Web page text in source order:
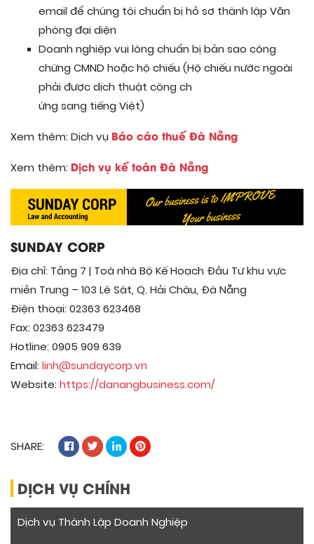
email để chúng tôi chuẩn bị hồ sơ thành lập Văn
phòng đại diện
Doanh nghiệp vui lòng chuẩn bị bản sao công
chứng CMND hoặc hộ chiếu (Hộ chiếu nước ngoài
phải được dịch thuật công ch
ứng sang tiếng Việt)
Xem thêm: Dịch vụ Báo cáo thuế Đà Nẵng
Xem thêm: Dịch vụ kế toán Đà Nẵng
SUNDAY CORP
Địa chỉ: Tầng 7 | Toà nhà Bộ Kế Hoạch Đầu Tư khu vực
miền Trung – 103 Lê Sát, Q. Hải Châu, Đà Nẵng
Điện thoại: 02363 623468
Fax: 02363 623479
Hotline: 0905 909 639
Email: linh@sundaycorp.vn
Website: https://danangbusiness.com/
SHARE:
DỊCH VỤ CHÍNH
Dịch vụ Thành Lập Doanh Nghiệp